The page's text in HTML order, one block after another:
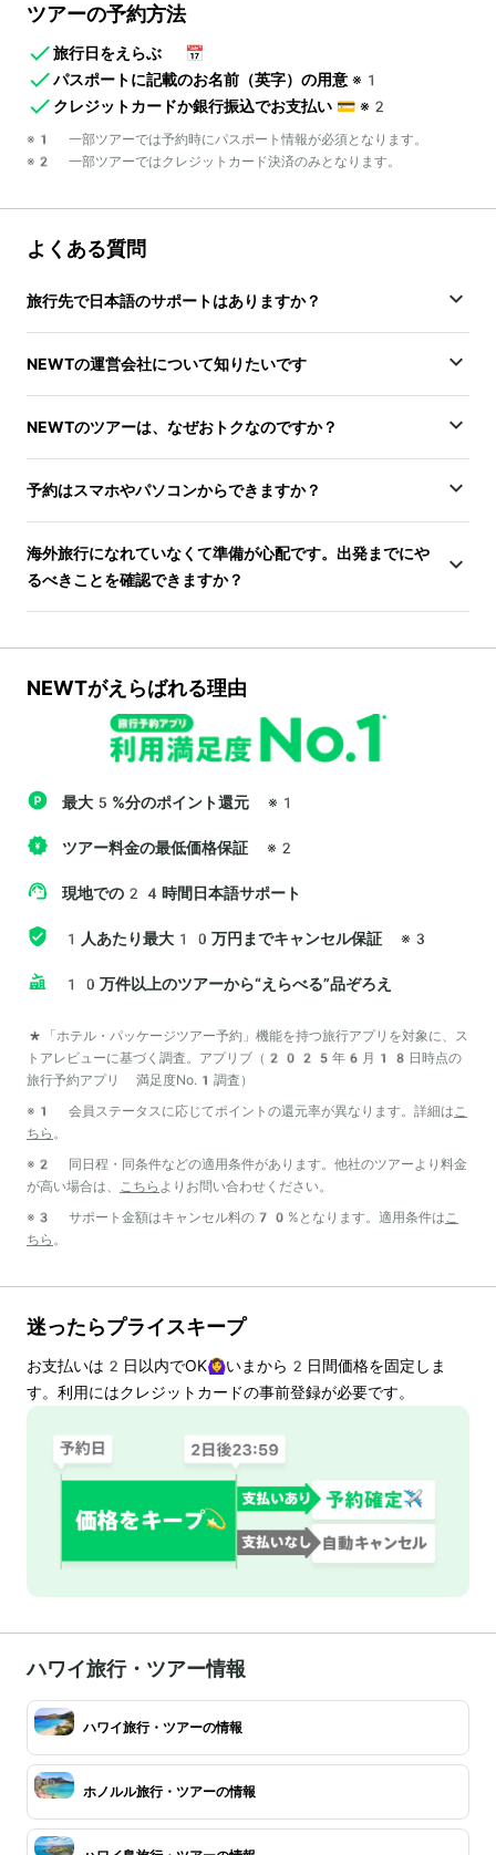
ツアーの予約方法
旅行日をえらぶ
📅
パスポートに記載のお名前（英字）の用意 ※1
クレジットカードか銀行振込でお支払い 💳 ※2
※1 一部ツアーでは予約時にパスポート情報が必須となります。
※2 一部ツアーではクレジットカード決済のみとなります。
よくある質問
旅行先で日本語のサポートはありますか？
NEWTの運営会社について知りたいです
NEWTのツアーは、なぜおトクなのですか？
予約はスマホやパソコンからできますか？
海外旅行になれていなくて準備が心配です。出発までにや
るべきことを確認できますか？
NEWTがえらばれる理由
最大5%分のポイント還元 ※1
ツアー料金の最低価格保証 ※2
現地での24時間日本語サポート
1人あたり最大10万円までキャンセル保証 ※3
10万件以上のツアーから“えらべる”品ぞろえ
*「ホテル・パッケージツアー予約」機能を持つ旅行アプリを対象に、ス
トアレビューに基づく調査。アプリブ（2025年6月18日時点の
旅行予約アプリ 満足度No.1調査）
※1 会員ステータスに応じてポイントの還元率が異なります。詳細は こ
ちら 。
※2 同日程・同条件などの適用条件があります。他社のツアーより料金
が高い場合は、
こちら よりお問い合わせください。
※3 サポート金額はキャンセル料の70%となります。適用条件は こ
ちら 。
迷ったらプライスキープ
お支払いは 2 日以内でOK🙆‍♀️いまから 2 日間価格を固定しま
す。利用にはクレジットカードの事前登録が必要です。
ハワイ旅行・ツアー情報
ハワイ旅行・ツアーの情報
ホノルル旅行・ツアーの情報